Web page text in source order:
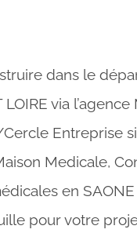
dans le
LOIRE via l’agence
Entreprise
Medicale,
en SAONE
pour votre